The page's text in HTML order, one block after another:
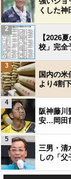
くした
【2026
校」完全
2
国内の
より4割
3
阪神藤川
安…岡田
4
三男・清
しの「
5